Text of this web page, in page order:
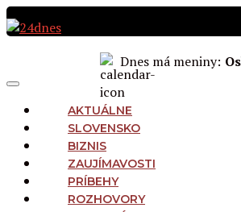
Preskočiť
na
Dnes má meniny:
Menu
AKTUÁLNE
SLOVENSKO
BIZNIS
ZAUJÍMAVOSTI
PRÍBEHY
ROZHOVORY